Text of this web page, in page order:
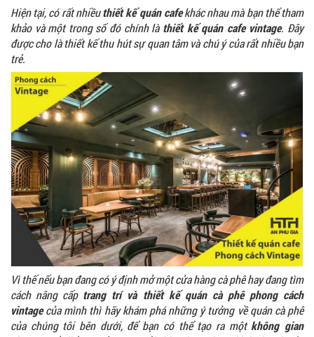
Hiện tại, có rất nhiềuthiết kế quán cafekhác nhau mà bạn thể tham
khảo và một trong số đó chính là thiết kế quán cafe vintage. Đây
được cho là thiết kế thu hút sự quan tâm và chú ý của rất nhiều bạn
trẻ.
Vì thế nếu bạn đang có ý định mở một cửa hàng cà phê hay đang tìm
cách nâng cấp trang trí và thiết kế quán cà phê phong cách
vintagecủa mình thì hãy khám phá những ý tưởng về quán cà phê
của chúng tôi bên dưới, để bạn có thể tạo ra mộtkhông gian